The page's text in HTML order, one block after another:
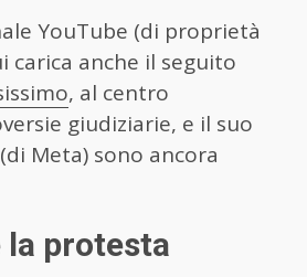
YouTube (di proprietà
carica anche il seguito
, al centro
giudiziarie, e il suo
Meta) sono ancora
la protesta